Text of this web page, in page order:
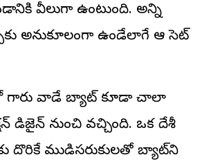
వీలుగా ఉంటుంది. అన్ని
అనుకూలంగా ఉండేలాగే ఆ సెట్
గారు వాడే బ్యాట్ కూడా చాలా
డిజైన్ నుంచి వచ్చింది. ఒక దేశీ
దొరికే ముడిసరుకులతో బ్యాట్‌ని